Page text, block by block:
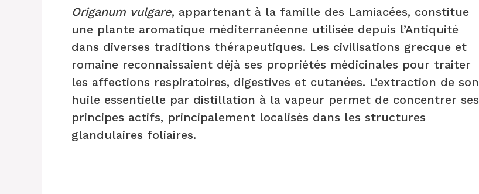
Origanum vulgare, appartenant à la famille des Lamiacées, constitue
une plante aromatique méditerranéenne utilisée depuis l’Antiquité
dans diverses traditions thérapeutiques. Les civilisations grecque et
romaine reconnaissaient déjà ses propriétés médicinales pour traiter
les affections respiratoires, digestives et cutanées. L’extraction de son
huile essentielle par distillation à la vapeur permet de concentrer ses
principes actifs, principalement localisés dans les structures
glandulaires foliaires.